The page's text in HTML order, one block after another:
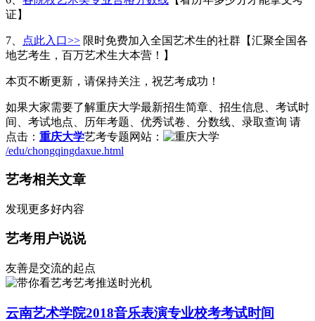
证】
7、 点此入口>> 限时免费加入全国艺术生的社群【汇聚全国各
地艺考生，百万艺术生大本营！】
本页不断更新，请保持关注，祝艺考成功！
如果大家需要了解重庆大学最新招生简章、招生信息、考试时
间、考试地点、历年考题、优秀试卷、分数线、录取查询 请
点击： 重庆大学艺考专题网站：
/edu/chongqingdaxue.html
艺考相关文章
发现更多好内容
艺考用户说说
友善是交流的起点
艺考推送时光机
云南艺术学院2018音乐表演专业校考考试时间